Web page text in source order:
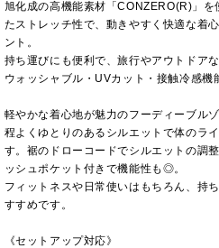
旭化成の高機能素材「CONZERO(R)」
たストレッチ性で、動きやすく快適な着
ント。
持ち運びにも便利で、旅行やアウトドア
ウォッシャブル・UVカット・接触冷感機
軽やかな着心地が魅力のフーディーブルゾ
程よくゆとりのあるシルエットで体のラ
す。裾のドローコードでシルエットの調
ッシュポケット付きで機能性も◎。
フィットネスや日常使いはもちろん、持
すすめです。
《セットアップ対応》